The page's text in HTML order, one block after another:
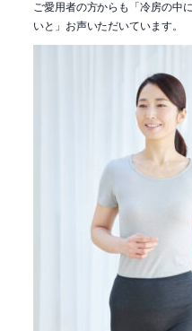
ご愛用者の方からも「冷房の中
いと」お声いただいています。